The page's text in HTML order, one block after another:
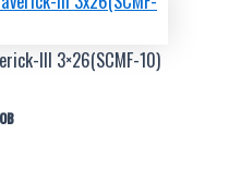
III 3×26(SCMF-10)